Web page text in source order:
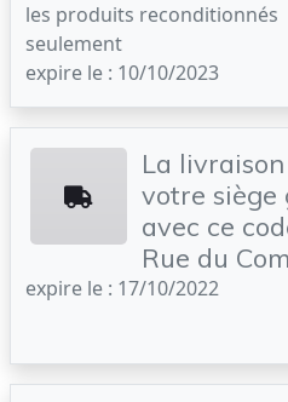
les produits reconditionnés
seulement
expire le : 10/10/2023
La
votre siège
avec ce
Rue du
expire le : 17/10/2022